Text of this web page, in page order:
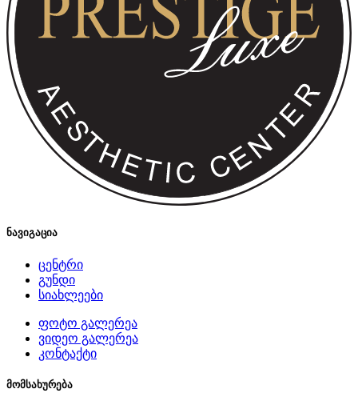
ნავიგაცია
ცენტრი
გუნდი
სიახლეები
ფოტო გალერეა
ვიდეო გალერეა
კონტაქტი
მომსახურება